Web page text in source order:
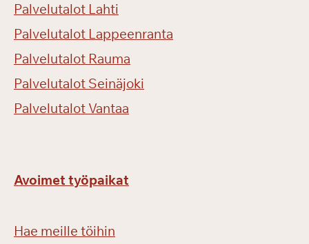
Palvelutalot Lahti
Palvelutalot Lappeenranta
Palvelutalot Rauma
Palvelutalot Seinäjoki
Palvelutalot Vantaa
Avoimet työpaikat
Hae meille töihin